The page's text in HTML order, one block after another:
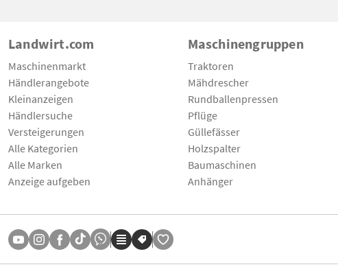
Landwirt.com
Maschinenmarkt
Händlerangebote
Kleinanzeigen
Händlersuche
Versteigerungen
Alle Kategorien
Alle Marken
Anzeige aufgeben
Maschinengruppen
Traktoren
Mähdrescher
Rundballenpressen
Pflüge
Güllefässer
Holzspalter
Baumaschinen
Anhänger